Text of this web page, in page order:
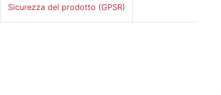
Sicurezza del prodotto (GPSR)